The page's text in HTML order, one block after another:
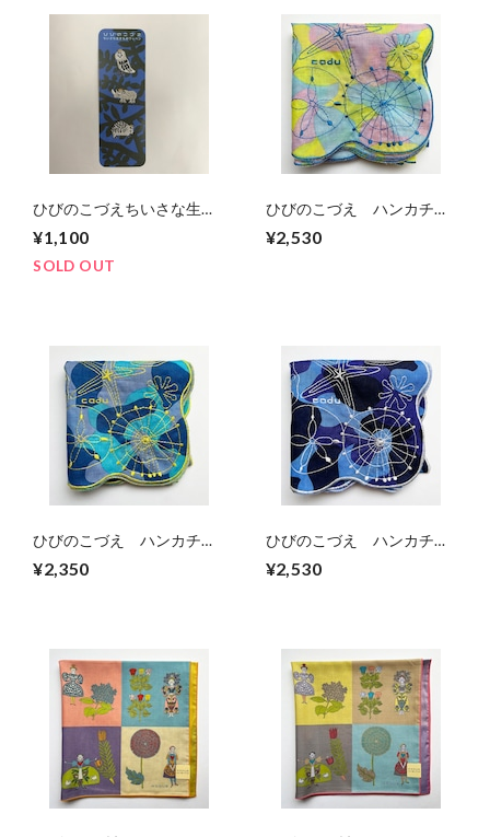
ひびのこづえちいさな生き
サイ、ハリネズミ)
¥1,100
SOLD OUT
ひびのこづえ ハンカチ
¥2,530
ひびのこづえ ハンカチ
¥2,350
ひびのこづえ ハンカチ
¥2,530